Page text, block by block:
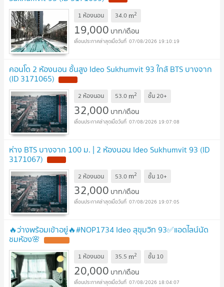
1 ห้องนอน 34.0 m2
19,000 บาท/เดือน
07/08/2026 19:10:19
คอนโด 2 ห้องนอน ชั้นสูง Ideo Sukhumvit 93 ใกล้ BTS บางจาก
(ID 3171065)
2 ห้องนอน 53.0 m2 ชั้น20+
32,000 บาท/เดือน
07/08/2026 19:07:08
ห่าง BTS บางจาก 100 ม. | 2 ห้องนอน Ideo Sukhumvit 93 (ID
3171067)
2 ห้องนอน 53.0 m2 ชั้น 10+
32,000 บาท/เดือน
07/08/2026 19:07:05
🔥ว่างพร้อมเข้าอยู่🔥#NOP1734 Ideo สุขุมวิท 93✅แอดไลน์นัด
ชมห้อง🌸
1 ห้องนอน 35.5 m2 ชั้น 10
20,000 บาท/เดือน
07/08/2026 18:04:07